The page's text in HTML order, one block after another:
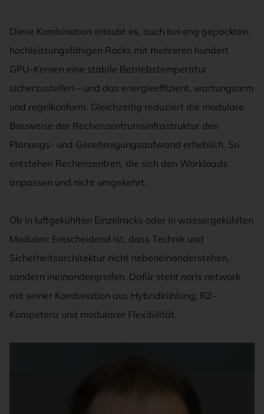
Diese Kombination erlaubt es, auch bei eng gepackten,
hochleistungsfähigen Racks mit mehreren hundert
GPU-Kernen eine stabile Betriebstemperatur
sicherzustellen – und das energieeffizient, wartungsarm
und regelkonform. Gleichzeitig reduziert die modulare
Bauweise der Rechenzentrumsinfrastruktur den
Planungs- und Genehmigungsaufwand erheblich. So
entstehen Rechenzentren, die sich den Workloads
anpassen und nicht umgekehrt.
Ob in luftgekühlten Einzelracks oder in wassergekühlten
Modulen: Entscheidend ist, dass Technik und
Sicherheitsarchitektur nicht nebeneinanderstehen,
sondern ineinandergreifen. Dafür steht noris network
mit seiner Kombination aus Hybridkühlung, RZ-
Kompetenz und modularer Flexibilität.